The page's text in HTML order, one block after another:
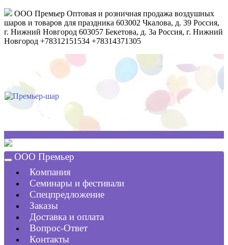
ООО Премьер Оптовая и розничная продажа воздушных
шаров и товаров для праздника 603002 Чкалова, д. 39 Россия,
г. Нижний Новгород 603057 Бекетова, д. 3а Россия, г. Нижний
Новгород +78312151534 +78314371305
ООО Премьер
Компания
Семинары и фестивали
Спецпредложение
Заказы
Доставка и оплата
Вопрос-Ответ
Контакты